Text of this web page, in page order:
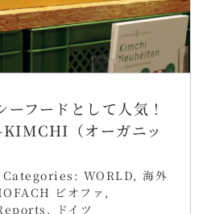
フードとして人気！
（オーガニッ
Categories: WORLD, 海外
ビオファ ,
, ドイツ